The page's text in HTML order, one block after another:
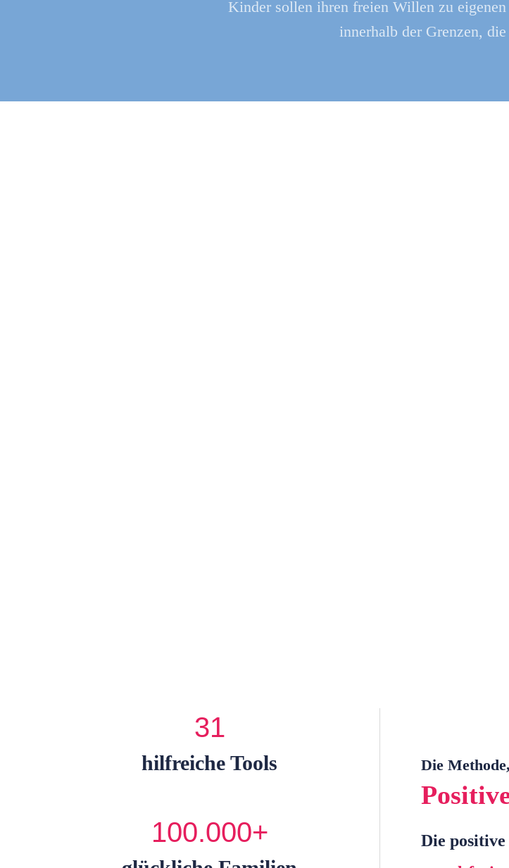
Kinder sollen ihrenfreien Willenzu
innerhalb der Grenzen, die
31
hilfreiche Tools
100.000+
Die
Die